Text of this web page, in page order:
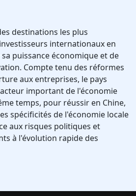
destinations les plus
internationaux en
puissance économique et de
Compte tenu des réformes
aux entreprises, le pays
important de l'économie
temps, pour réussir en Chine,
spécificités de l'économie locale
aux risques politiques et
à l'évolution rapide des